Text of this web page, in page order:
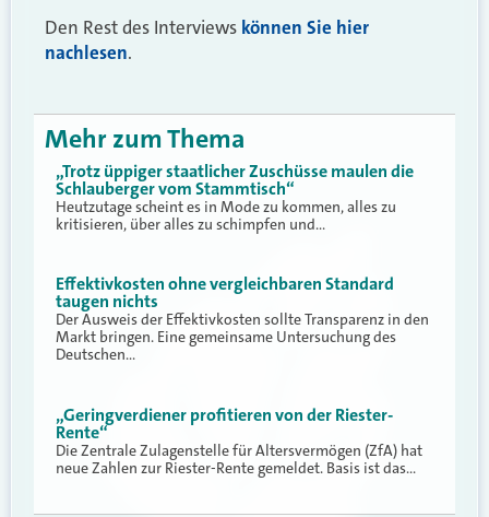
Den Rest des Interviews können Sie hier
nachlesen.
Mehr zum Thema
„Trotz üppiger staatlicher Zuschüsse maulen die
Schlauberger vom Stammtisch“
Heutzutage scheint es in Mode zu kommen, alles zu
kritisieren, über alles zu schimpfen und…
Effektivkosten ohne vergleichbaren Standard
taugen nichts
Der Ausweis der Effektivkosten sollte Transparenz in den
Markt bringen. Eine gemeinsame Untersuchung des
Deutschen…
„Geringverdiener profitieren von der Riester-
Rente“
Die Zentrale Zulagenstelle für Altersvermögen (ZfA) hat
neue Zahlen zur Riester-Rente gemeldet. Basis ist das…